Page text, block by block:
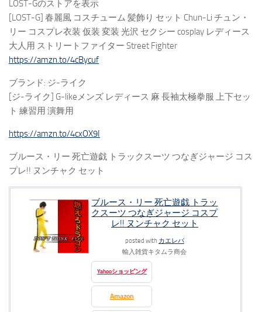
LOST-Gのストアを表示
[LOST-G] 春麗風 コスチューム 髪飾り セット Chun-Li チュン・
リー コスプレ衣装 仮装 変装 光沢 セクシー cosplay レディース
大人用 ストリートファイター Street Fighter
https://amzn.to/4cBycuf
ブランド: ジ-ライク
[ジ-ライク] G-likeメンズ レディース 麻 長袖太極拳服 上下セッ
ト 練習用 演舞用
https://amzn.to/4cxOX9I
ブルース・リー 死亡遊戯 トラックスーツ つなぎジャージ コス
プレ!! ヌンチャク セット
ブルース・リー 死亡遊戯 トラッ
クスーツ つなぎジャージ コスプ
レ!! ヌンチャク セット
posted with カエレバ
輸入雑貨キタムラ商会
Yahooショッピング
Amazon